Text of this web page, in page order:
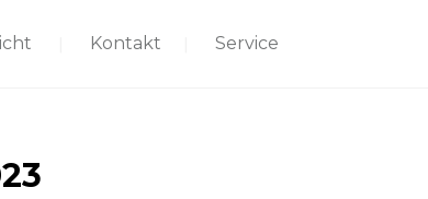
Kontakt Service